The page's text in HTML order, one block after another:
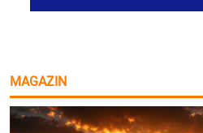
MAGAZIN